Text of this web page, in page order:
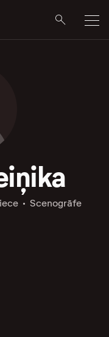
Scenogrāfe